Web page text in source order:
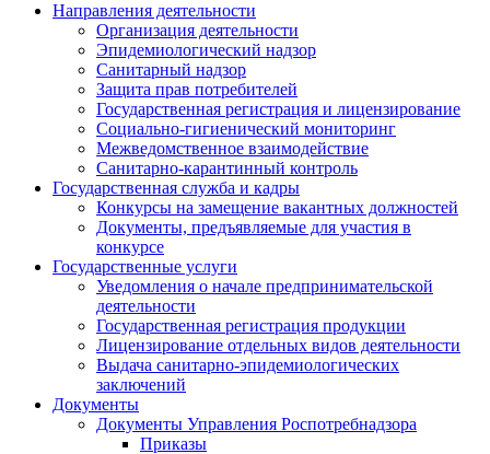
Направления деятельности
Организация деятельности
Эпидемиологический надзор
Санитарный надзор
Защита прав потребителей
Государственная регистрация и лицензирование
Социально-гигиенический мониторинг
Межведомственное взаимодействие
Санитарно-карантинный контроль
Государственная служба и кадры
Конкурсы на замещение вакантных должностей
Документы, предъявляемые для участия в
конкурсе
Государственные услуги
Уведомления о начале предпринимательской
деятельности
Государственная регистрация продукции
Лицензирование отдельных видов деятельности
Выдача санитарно-эпидемиологических
заключений
Документы
Документы Управления Роспотребнадзора
Приказы